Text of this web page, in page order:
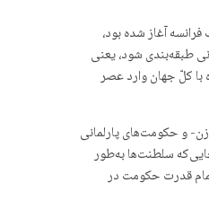
آغاز شده بود،
یک نظام پارلمانی طبقه‌بندی شود، یعنی
با کلّ جهان وارد عصر
و حکومت‌های پارلمانی
سلطنت‌ها به‌طور
تمام قدرت حکومت در